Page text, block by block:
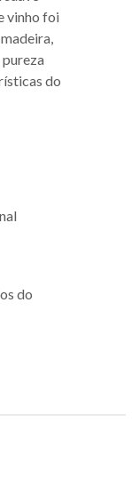
vinho foi
do
do